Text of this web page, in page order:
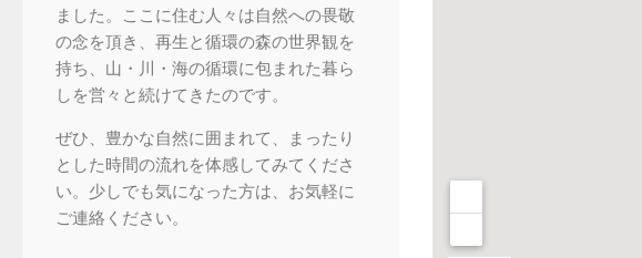
ました。ここに住む人々は自然への畏敬
の念を頂き、再生と循環の森の世界観を
持ち、山・川・海の循環に包まれた暮ら
しを営々と続けてきたのです。
ぜひ、豊かな自然に囲まれて、まったり
とした時間の流れを体感してみてくださ
い。少しでも気になった方は、お気軽に
ご連絡ください。